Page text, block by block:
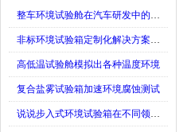
整车环境试验舱在汽车研发中的作用
非标环境试验箱定制化解决方案在可靠性测试中的重要性
高低温试验舱模拟出各种温度环境
复合盐雾试验箱加速环境腐蚀测试
说说步入式环境试验箱在不同领域的应用